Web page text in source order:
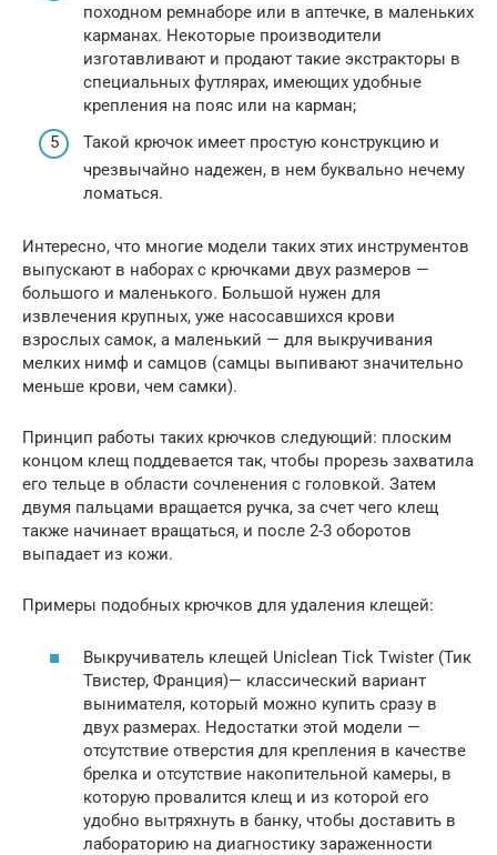
походном ремнаборе или в аптечке, в маленьких
карманах. Некоторые производители
изготавливают и продают такие экстракторы в
специальных футлярах, имеющих удобные
крепления на пояс или на карман;
Такой крючок имеет простую конструкцию и
чрезвычайно надежен, в нем буквально нечему
ломаться.
Интересно, что многие модели таких этих инструментов
выпускают в наборах с крючками двух размеров —
большого и маленького. Большой нужен для
извлечения крупных, уже насосавшихся крови
взрослых самок, а маленький — для выкручивания
мелких нимф и самцов (самцы выпивают значительно
меньше крови, чем самки).
Принцип работы таких крючков следующий: плоским
концом клещ поддевается так, чтобы прорезь захватила
его тельце в области сочленения с головкой. Затем
двумя пальцами вращается ручка, за счет чего клещ
также начинает вращаться, и после 2-3 оборотов
выпадает из кожи.
Примеры подобных крючков для удаления клещей:
Выкручиватель клещей Uniclean Tick Twister (Тик
Твистер, Франция)— классический вариант
вынимателя, который можно купить сразу в
двух размерах. Недостатки этой модели —
отсутствие отверстия для крепления в качестве
брелка и отсутствие накопительной камеры, в
которую провалится клещ и из которой его
удобно вытряхнуть в банку, чтобы доставить в
лабораторию на диагностику зараженности